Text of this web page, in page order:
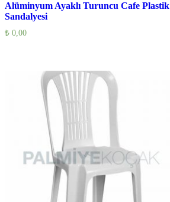
Alüminyum Ayaklı Turuncu Cafe Plastik
Sandalyesi
₺ 0,00